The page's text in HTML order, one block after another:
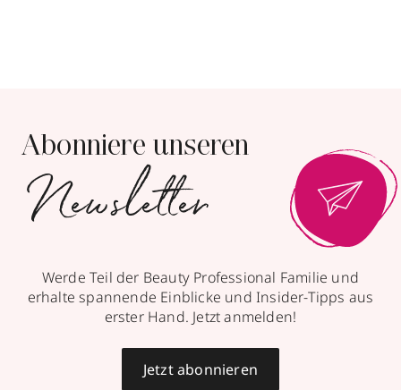
Abonniere unseren
Newsletter
Werde Teil der Beauty Professional Familie und
erhalte spannende Einblicke und Insider-Tipps aus
erster Hand. Jetzt anmelden!
Jetzt abonnieren